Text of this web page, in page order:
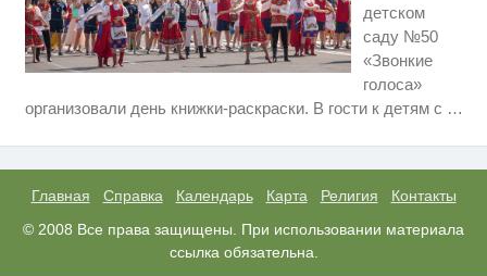
детском
саду №50
«Звонкие
голоса»
организовали день книжки-раскраски. В гости к детям с …
Главная Справка Календарь Карта Религия
Контакты
© 2008 Все права защищены. При использовании материала
ссылка обязательна.
а смеяться вы будете долго
i
Лучшая нейросеть для создания
видео